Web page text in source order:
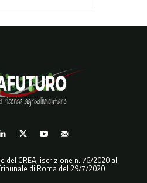
del CREA, iscrizione n. 76/2020 al
di Roma del 29/7/2020